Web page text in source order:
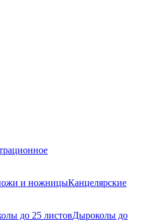
и ножницыКанцелярские
до 25 листовДыроколы до